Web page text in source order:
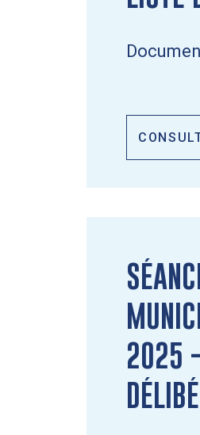
2025